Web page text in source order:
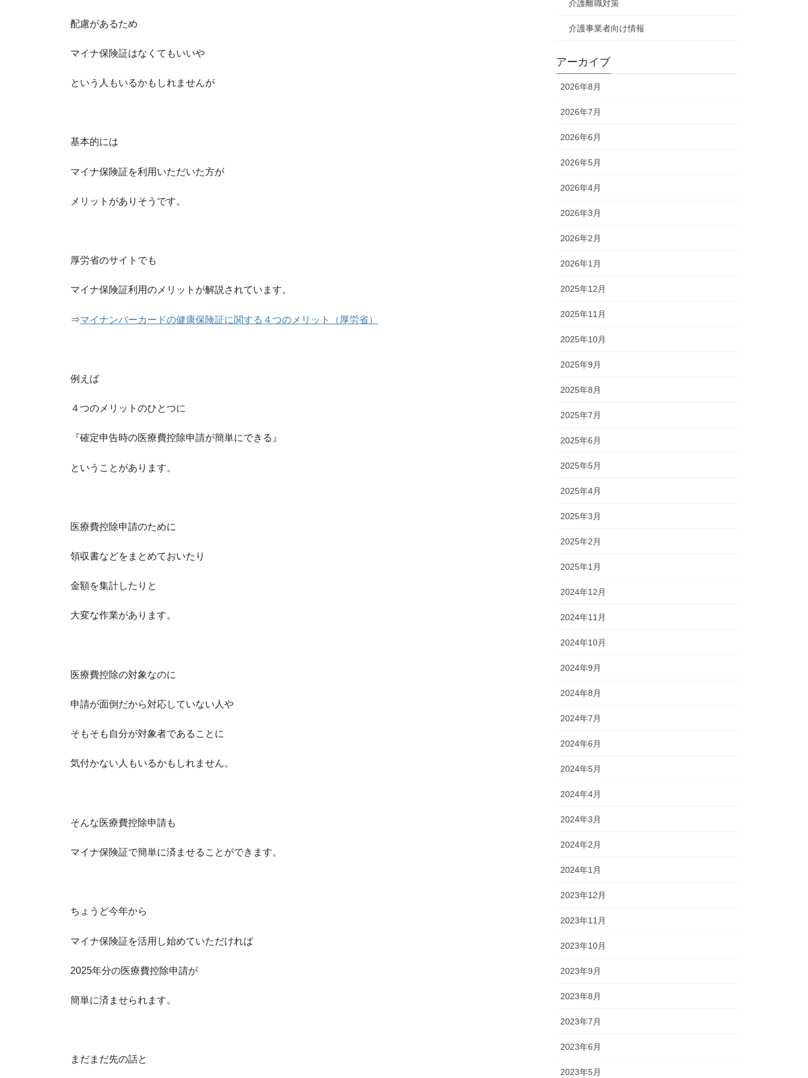
配慮があるため
マイナ保険証はなくてもいいや
という人もいるかもしれませんが
基本的には
マイナ保険証を利用いただいた方が
メリットがありそうです。
厚労省のサイトでも
マイナ保険証利用のメリットが解説されています。
⇒マイナンバーカードの健康保険証に関する４つのメリット（厚労省）
例えば
４つのメリットのひとつに
『確定申告時の医療費控除申請が簡単にできる』
ということがあります。
医療費控除申請のために
領収書などをまとめておいたり
金額を集計したりと
大変な作業があります。
医療費控除の対象なのに
申請が面倒だから対応していない人や
そもそも自分が対象者であることに
気付かない人もいるかもしれません。
そんな医療費控除申請も
マイナ保険証で簡単に済ませることができます。
ちょうど今年から
マイナ保険証を活用し始めていただければ
2025年分の医療費控除申請が
簡単に済ませられます。
まだまだ先の話と
介護離職対策
介護事業者向け情報
アーカイブ
2026年8月
2026年7月
2026年6月
2026年5月
2026年4月
2026年3月
2026年2月
2026年1月
2025年12月
2025年11月
2025年10月
2025年9月
2025年8月
2025年7月
2025年6月
2025年5月
2025年4月
2025年3月
2025年2月
2025年1月
2024年12月
2024年11月
2024年10月
2024年9月
2024年8月
2024年7月
2024年6月
2024年5月
2024年4月
2024年3月
2024年2月
2024年1月
2023年12月
2023年11月
2023年10月
2023年9月
2023年8月
2023年7月
2023年6月
2023年5月